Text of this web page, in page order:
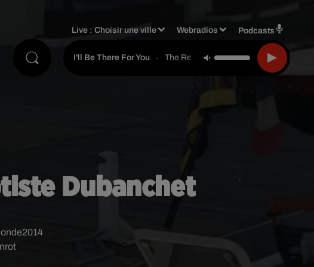
Live :Choisir une ville Webradios Podcasts
I'll Be There For You - The Rembrandts
Dubanchet